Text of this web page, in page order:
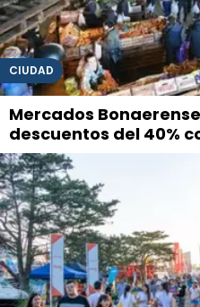
CIUDAD
Mercados
descuentos del 40%